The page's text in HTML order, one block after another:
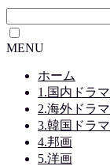
MENU
ホーム
1.国内ドラマ
2.海外ドラマ
3.韓国ドラマ
4.邦画
5.洋画